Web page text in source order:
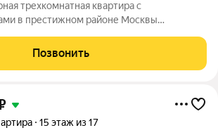
трехкомнатная квартира с
в престижном районе Москвы
73,3 кв. м на 10 этаже 16-этажного
расположен по адресу:
Позвонить
15 этаж из 17